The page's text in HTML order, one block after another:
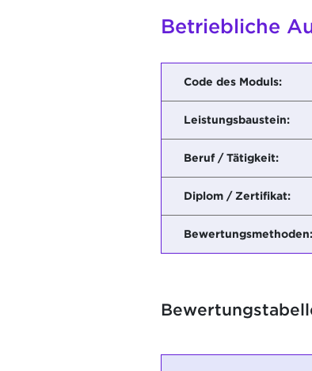
Betriebliche
Code des Moduls:
Leistungsbaustein:
Beruf / Tätigkeit:
Diplom / Zertifikat:
Bewertungsmethoden: